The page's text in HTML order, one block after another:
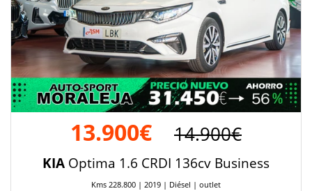
13.900€ 14.900€
KIA Optima 1.6 CRDI 136cv Business
Kms 228.800 | 2019 | Diésel | outlet